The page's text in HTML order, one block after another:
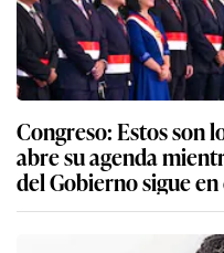
Congreso: Estos son
abre su agenda
del Gobierno sigue